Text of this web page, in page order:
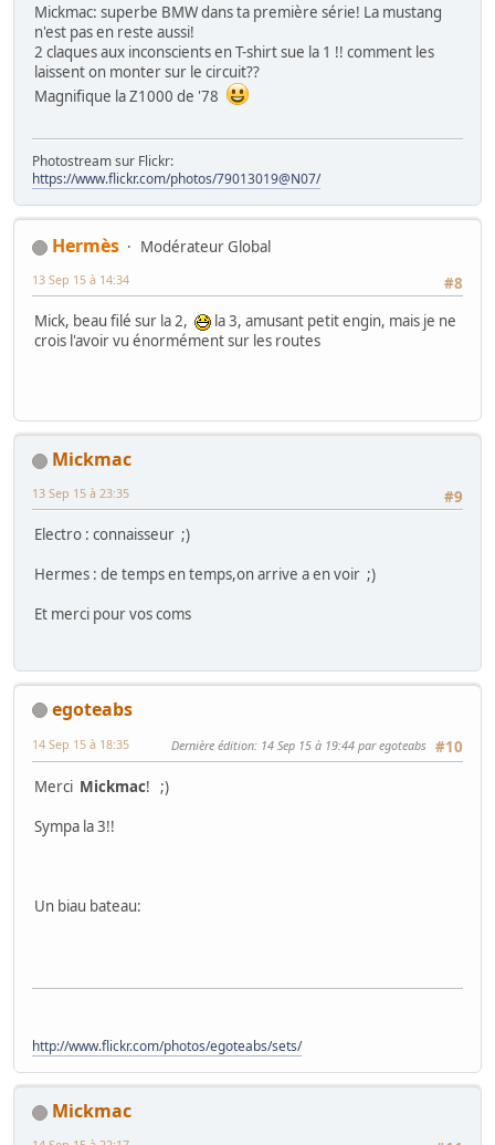
Mickmac: superbe BMW dans ta première série! La mustang
n'est pas en reste aussi!
2 claques aux inconscients en T-shirt sue la 1 !! comment les
laissent on monter sur le circuit??
Magnifique la Z1000 de '78
Photostream sur Flickr:
https://www.flickr.com/photos/79013019@N07/
Hermès
Modérateur Global
#8
13 Sep 15 à 14:34
Mick, beau filé sur la 2,
la 3, amusant petit engin, mais je ne
crois l'avoir vu énormément sur les routes
Mickmac
#9
13 Sep 15 à 23:35
Electro : connaisseur ;)
Hermes : de temps en temps,on arrive a en voir ;)
Et merci pour vos coms
egoteabs
#10
14 Sep 15 à 18:35 Dernière édition: 14 Sep 15 à 19:44 par egoteabs
Merci Mickmac! ;)
Sympa la 3!!
Un biau bateau:
http://www.flickr.com/photos/egoteabs/sets/
Mickmac